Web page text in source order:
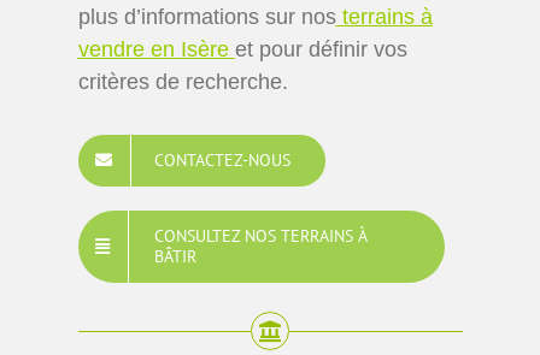
plus d’informations sur nosterrains à
vendre en Isère et pour définir vos
critères de recherche.
CONTACTEZ-NOUS
CONSULTEZ NOS TERRAINS À
BÂTIR